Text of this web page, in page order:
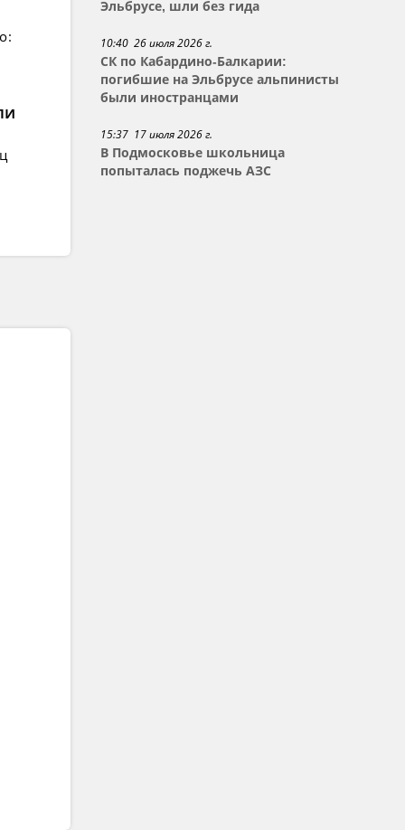
Эльбрусе, шли без гида
10:40 26 июля 2026 г.
СК по Кабардино-Балкарии:
погибшие на Эльбрусе альпинисты
были иностранцами
15:37 17 июля 2026 г.
В Подмосковье школьница
попыталась поджечь АЗС